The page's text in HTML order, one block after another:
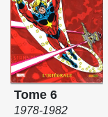
Tome 6
1978-1982